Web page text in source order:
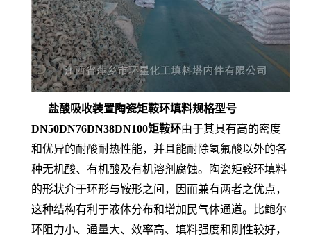
盐酸吸收装置陶瓷矩鞍环填料规格型号
DN50DN76DN38DN100矩鞍环由于其具有高的密度
和优异的耐酸耐热性能，并且能耐除氢氟酸以外的各
种无机酸、有机酸及有机溶剂腐蚀。陶瓷矩鞍环填料
的形状介于环形与鞍形之间，因而兼有两者之优点，
这种结构有利于液体分布和增加民气体通道。比鲍尔
环阻力小、通量大、效率高、填料强度和刚性较好，